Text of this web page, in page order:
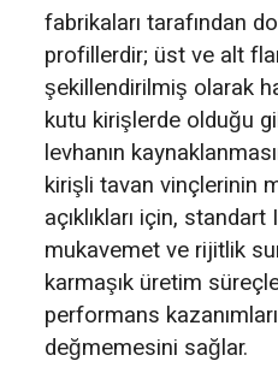
fabrikaları tarafından
profillerdir; üst ve alt
şekillendirilmiş olarak
kutu kirişlerde olduğu
levhanın
kirişli tavan vinçlerinin
açıklıkları için,
mukavemet ve rijitlik
karmaşık üretim
performans
değmemesini sağlar.